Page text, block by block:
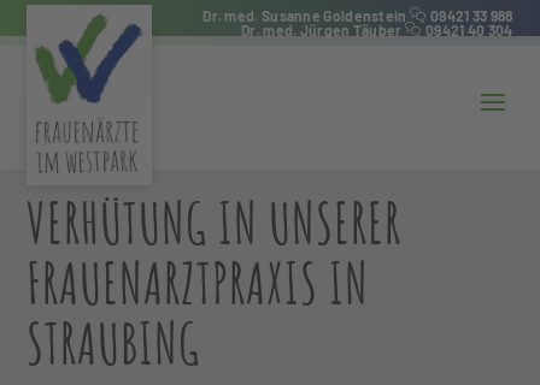
Dr. med. Susanne Goldenstein
09421 33 988
Dr. med. Jürgen Täuber
09421 40 304
VERHÜTUNG IN UNSERER
FRAUENARZTPRAXIS IN
STRAUBING